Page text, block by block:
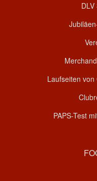
Laufseiten
PAPS-Test